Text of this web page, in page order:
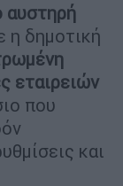
αυστηρή
η δημοτική
εταιρειών
που
και